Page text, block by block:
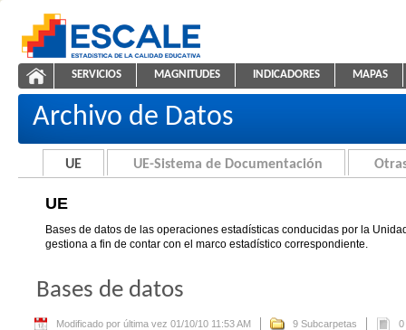
ESCALE - Unidad de Estadística Educativa
UE
NAVEGACIÓN
SERVICIOS MAGNITUDES INDICADORES MAPAS
Archivo de Datos
UE UE-Sistema de Documentación
UE
Bases de datos de las operaciones estadísticas conducidas por la
gestiona a fin de contar con el marco estadístico correspondiente.
Bases de datos
Modificado por última vez 01/10/10 11:53 AM 9 Subcarpetas 0